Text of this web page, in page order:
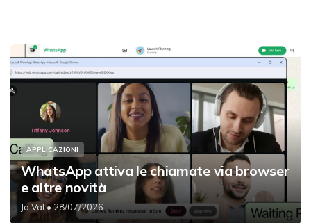
APPLICAZIONI
WhatsApp attiva le chiamate via browser
e altre novità
Jo Val• 28/07/2026